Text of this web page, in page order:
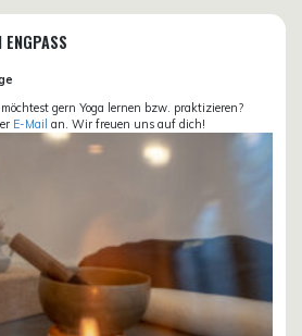
gern Yoga lernen bzw. praktizieren?
E-Mail an. Wir freuen uns auf dich!